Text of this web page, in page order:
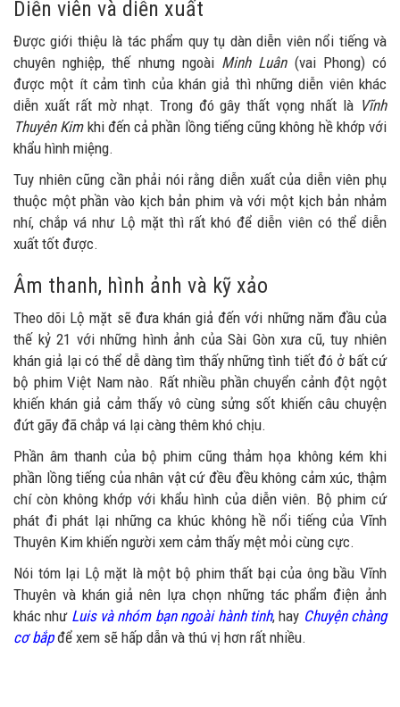
Diễn viên và diễn xuất
Được giới thiệu là tác phẩm quy tụ dàn diễn viên nổi tiếng và
chuyên nghiệp, thế nhưng ngoài Minh Luân(vai Phong) có
được một ít cảm tình của khán giả thì những diễn viên khác
diễn xuất rất mờ nhạt. Trong đó gây thất vọng nhất là Vĩnh
Thuyên Kimkhi đến cả phần lồng tiếng cũng không hề khớp với
khẩu hình miệng.
Tuy nhiên cũng cần phải nói rằng diễn xuất của diễn viên phụ
thuộc một phần vào kịch bản phim và với một kịch bản nhảm
nhí, chắp vá như Lộ mặt thì rất khó để diễn viên có thể diễn
xuất tốt được.
Âm thanh, hình ảnh và kỹ xảo
Theo dõi Lộ mặt sẽ đưa khán giả đến với những năm đầu của
thế kỷ 21 với những hình ảnh của Sài Gòn xưa cũ, tuy nhiên
khán giả lại có thể dễ dàng tìm thấy những tình tiết đó ở bất cứ
bộ phim Việt Nam nào. Rất nhiều phần chuyển cảnh đột ngột
khiến khán giả cảm thấy vô cùng sửng sốt khiến câu chuyện
đứt gãy đã chắp vá lại càng thêm khó chịu.
Phần âm thanh của bộ phim cũng thảm họa không kém khi
phần lồng tiếng của nhân vật cứ đều đều không cảm xúc, thậm
chí còn không khớp với khẩu hình của diễn viên. Bộ phim cứ
phát đi phát lại những ca khúc không hề nổi tiếng của Vĩnh
Thuyên Kim khiến người xem cảm thấy mệt mỏi cùng cực.
Nói tóm lại Lộ mặt là một bộ phim thất bại của ông bầu Vĩnh
Thuyên và khán giả nên lựa chọn những tác phẩm điện ảnh
khác như Luis và nhóm bạn ngoài hành tinh, hay Chuyện chàng
cơ bắpđể xem sẽ hấp dẫn và thú vị hơn rất nhiều.